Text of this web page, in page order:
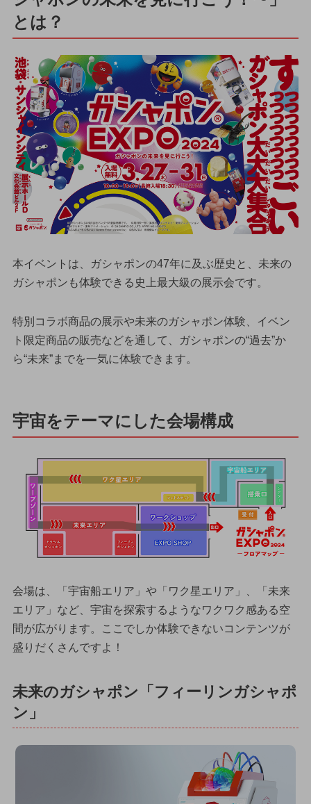
とは？
本イベントは、ガシャポンの47年に及ぶ歴史と、未来の
ガシャポンも体験できる史上最大級の展示会です。
特別コラボ商品の展示や未来のガシャポン体験、イベン
ト限定商品の販売などを通して、ガシャポンの“過去”か
ら“未来”までを一気に体験できます。
宇宙をテーマにした会場構成
会場は、「宇宙船エリア」や「ワク星エリア」、「未来
エリア」など、宇宙を探索するようなワクワク感ある空
間が広がります。ここでしか体験できないコンテンツが
盛りだくさんですよ！
未来のガシャポン「フィーリンガシャポ
ン」